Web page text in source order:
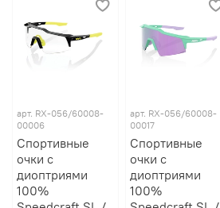
арт. RX-056/60008-
00006
Спортивные
очки с
диоптриями
100%
арт. RX-056/60008-
00017
Спортивные
очки с
диоптриями
100%